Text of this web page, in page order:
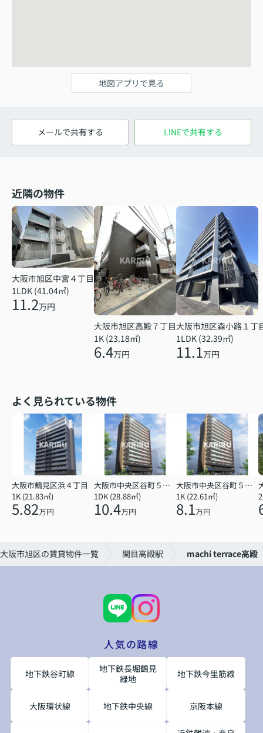
地図アプリで見る
メールで共有する LINEで共有する
近隣の物件
大阪市旭区中宮４丁目
1LDK (41.04㎡)
11.2万円
大阪市旭区高殿７丁目
1K (23.18㎡)
6.4万円
大阪市旭区森小路１丁
1LDK (32.39㎡)
11.1万円
よく見られている物件
大阪市鶴見区浜４丁目
1K (21.83㎡)
5.82万円
大阪市中央区谷町５丁目
1DK (28.88㎡)
10.4万円
大阪市中央区谷町５丁目
1K (22.61㎡)
8.1万円
大阪市旭区の賃貸物件一覧 関目高殿駅 machi terrace高殿
人気の路線
地下鉄谷町線
地下鉄長堀鶴見
緑地
地下鉄今里筋線
大阪環状線 地下鉄中央線 京阪本線